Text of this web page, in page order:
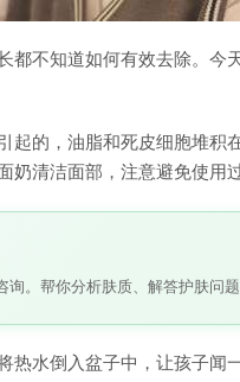
都不知道如何有效去除。今
起的，油脂和死皮细胞堆积
清洁面部，注意避免使用
询。帮你分析肤质、解答护肤问
热水倒入盆子中，让孩子闻